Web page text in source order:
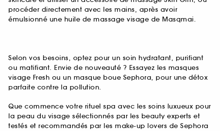
procéder directement avec les mains, après avoir
émulsionné une huile de massage visage de Masqmai.
Selon vos besoins, optez pour un soin hydratant, purifiant
ou matifiant. Envie de nouveauté ? Essayez les masques
visage Fresh ou un masque boue Sephora, pour une détox
parfaite contre la pollution.
Que commence votre rituel spa avec les soins luxueux pour
la peau du visage sélectionnés par les beauty experts et
testés et recommandés par les make-up lovers de Sephora